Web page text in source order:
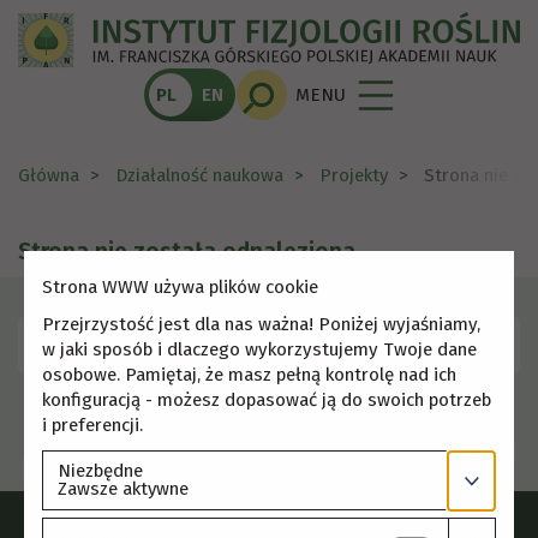
PL EN MENU
Główna Działalność naukowa Projekty Strona nie
Strona nie została odnaleziona
Skorzystaj z menu, aby wybrać inną stronę.
Strona WWW używa plików cookie
Przejrzystość jest dla nas ważna! Poniżej wyjaśniamy,
w jaki sposób i dlaczego wykorzystujemy Twoje dane
osobowe. Pamiętaj, że masz pełną kontrolę nad ich
konfiguracją - możesz dopasować ją do swoich potrzeb
i preferencji.
Niezbędne
Zawsze aktywne